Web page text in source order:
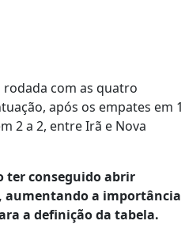
rodada com as quatro
após os empates em 1
2 a 2, entre Irã e Nova
ter conseguido abrir
aumentando a importância
a definição da tabela.